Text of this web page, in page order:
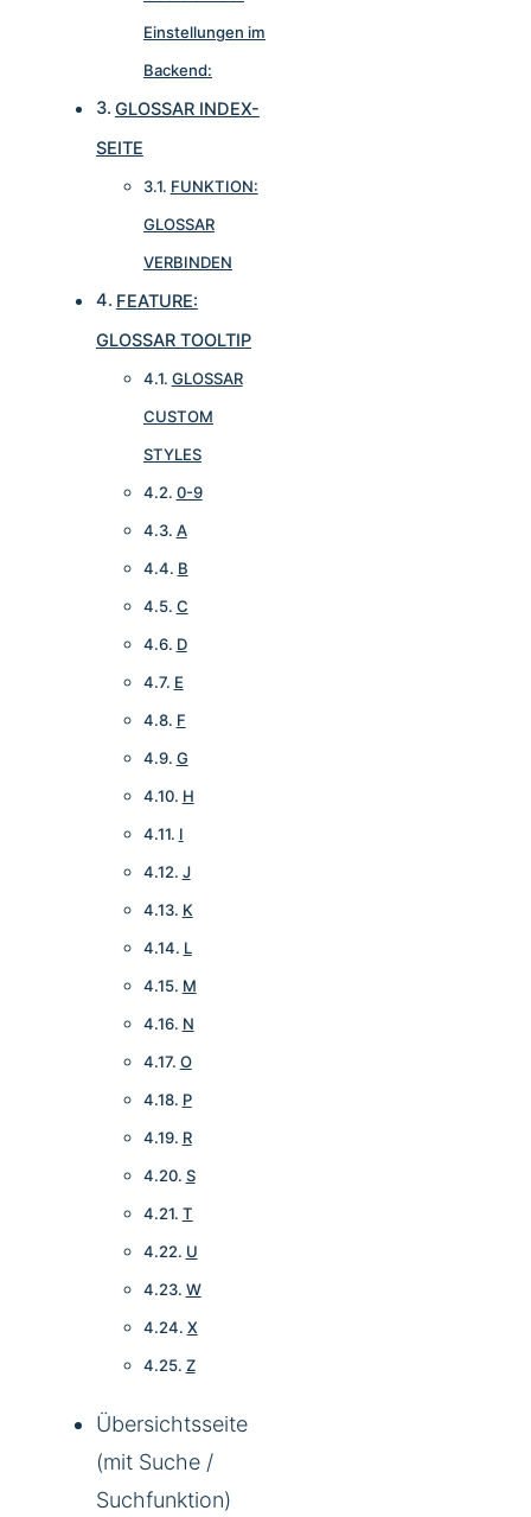
Einstellungen im
Backend:
GLOSSAR INDEX-
SEITE
FUNKTION:
GLOSSAR
VERBINDEN
FEATURE:
GLOSSAR TOOLTIP
GLOSSAR
CUSTOM
STYLES
0-9
A
B
C
D
E
F
G
H
I
J
K
L
M
N
O
P
R
S
T
U
W
X
Z
Übersichtsseite
(mit Suche /
Suchfunktion)